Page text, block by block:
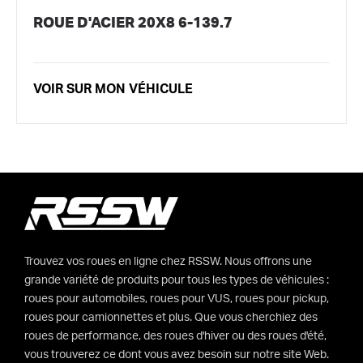
ROUE D'ACIER 20X8 6-139.7
VOIR SUR MON VÉHICULE
Trouvez vos roues en ligne chez RSSW. Nous offrons une
grande variété de produits pour tous les types de véhicules :
roues pour automobiles, roues pour VUS, roues pour pickup,
roues pour camionnettes et plus. Que vous cherchiez des
roues de performance, des roues d'hiver ou des roues d'été,
vous trouverez ce dont vous avez besoin sur notre site Web.